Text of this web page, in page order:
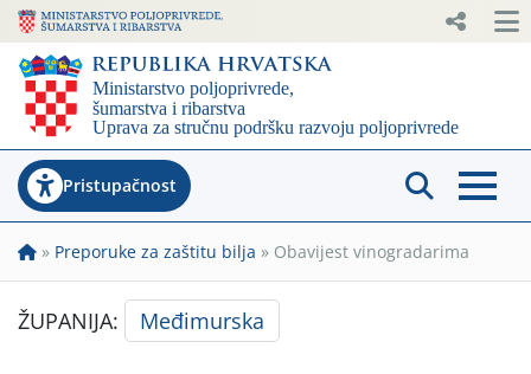
Pristupačnost
» Preporuke za zaštitu bilja » Obavijest vinogradarima
ŽUPANIJA: Međimurska